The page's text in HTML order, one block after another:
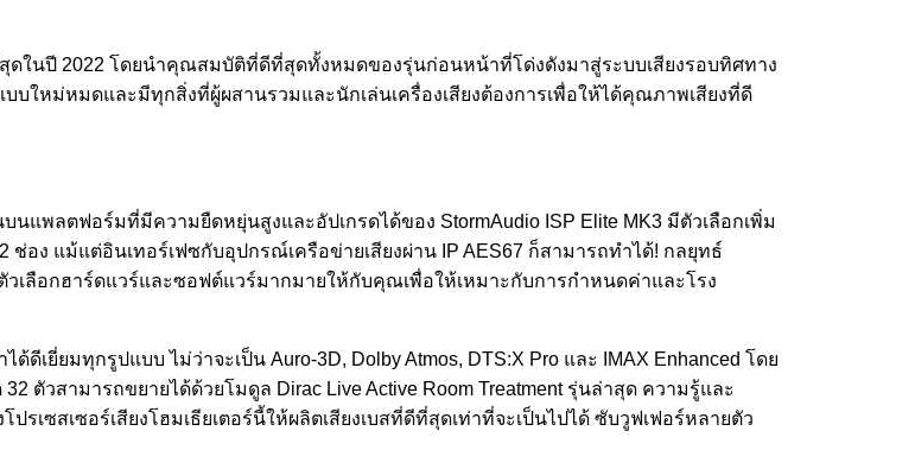
สุดในปี 2022 โดยนำคุณสมบัติที่ดีที่สุดทั้งหมดของรุ่นก่อนหน้าที่โด่งดังมาสู่ระบบเสียงรอบทิศทาง
บใหม่หมดและมีทุกสิ่งที่ผู้ผสานรวมและนักเล่นเครื่องเสียงต้องการเพื่อให้ได้คุณภาพเสียงที่ดี
แพลตฟอร์มที่มีความยืดหยุ่นสูงและอัปเกรดได้ของ StormAudio ISP Elite MK3 มีตัวเลือกเพิ่ม
อง แม้แต่อินเทอร์เฟซกับอุปกรณ์เครือข่ายเสียงผ่าน IP AES67 ก็สามารถทำได้! กลยุทธ์
เลือกฮาร์ดแวร์และซอฟต์แวร์มากมายให้กับคุณเพื่อให้เหมาะกับการกำหนดค่าและโรง
เยี่ยมทุกรูปแบบ ไม่ว่าจะเป็น Auro-3D, Dolby Atmos, DTS:X Pro และ IMAX Enhanced โดย
วสามารถขยายได้ด้วยโมดูล Dirac Live Active Room Treatment รุ่นล่าสุด ความรู้และ
เซสเซอร์เสียงโฮมเธียเตอร์นี้ให้ผลิตเสียงเบสที่ดีที่สุดเท่าที่จะเป็นไปได้ ซับวูฟเฟอร์หลายตัว